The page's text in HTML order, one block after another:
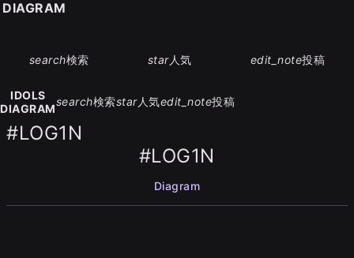
search検索 star人気 edit_note投稿
IDOLS
DIAGRAM
search検索star人気edit_note投稿
#LOG1N
#LOG1N
Diagram